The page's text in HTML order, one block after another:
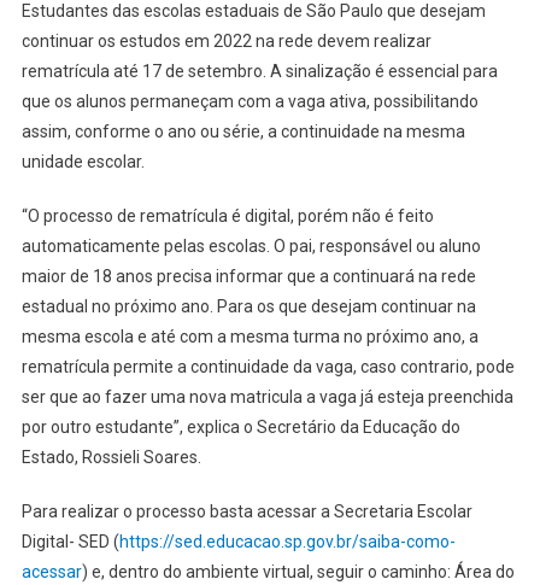
Estudantes das escolas estaduais de São Paulo que desejam
continuar os estudos em 2022 na rede devem realizar
rematrícula até 17 de setembro. A sinalização é essencial para
que os alunos permaneçam com a vaga ativa, possibilitando
assim, conforme o ano ou série, a continuidade na mesma
unidade escolar.
“O processo de rematrícula é digital, porém não é feito
automaticamente pelas escolas. O pai, responsável ou aluno
maior de 18 anos precisa informar que a continuará na rede
estadual no próximo ano. Para os que desejam continuar na
mesma escola e até com a mesma turma no próximo ano, a
rematrícula permite a continuidade da vaga, caso contrario, pode
ser que ao fazer uma nova matricula a vaga já esteja preenchida
por outro estudante”, explica o Secretário da Educação do
Estado, Rossieli Soares.
Para realizar o processo basta acessar a Secretaria Escolar
Digital- SED (https://sed.educacao.sp.gov.br/saiba-como-
acessar) e, dentro do ambiente virtual, seguir o caminho: Área do